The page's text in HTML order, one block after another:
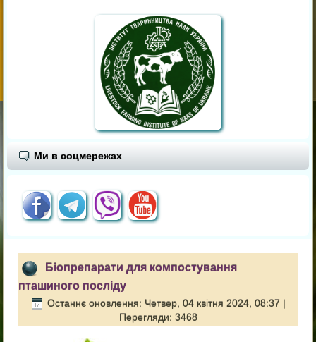
Ми в соцмережах
Біопрепарати для компостування
пташиного посліду
Останнє оновлення: Четвер, 04 квітня 2024, 08:37 |
Перегляди: 3468